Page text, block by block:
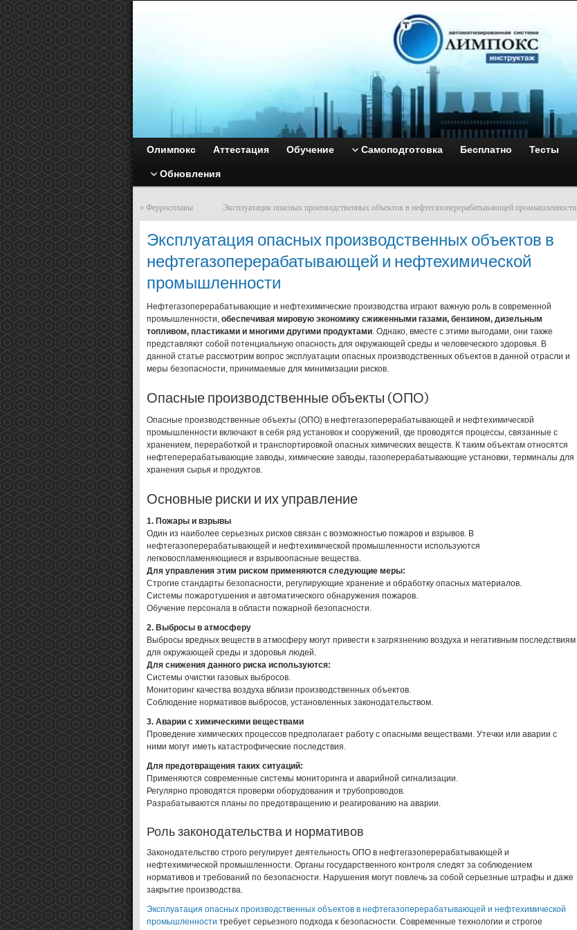
Олимпокс Аттестация Обучение Самоподготовка Бесплатно Тесты
Обновления
« Ферросплавы Эксплуатация опасных производственных объектов в нефтегазоперерабатывающей промышленности
Эксплуатация опасных производственных объектов в
нефтегазоперерабатывающей и нефтехимической
промышленности
Нефтегазоперерабатывающие и нефтехимические производства играют важную роль в современной
промышленности, обеспечивая мировую экономику сжиженными газами, бензином, дизельным
топливом, пластиками и многими другими продуктами. Однако, вместе с этими выгодами, они также
представляют собой потенциальную опасность для окружающей среды и человеческого здоровья. В
данной статье рассмотрим вопрос эксплуатации опасных производственных объектов в данной отрасли и
меры безопасности, принимаемые для минимизации рисков.
Опасные производственные объекты (ОПО)
Опасные производственные объекты (ОПО) в нефтегазоперерабатывающей и нефтехимической
промышленности включают в себя ряд установок и сооружений, где проводятся процессы, связанные с
хранением, переработкой и транспортировкой опасных химических веществ. К таким объектам относятся
нефтеперерабатывающие заводы, химические заводы, газоперерабатывающие установки, терминалы для
хранения сырья и продуктов.
Основные риски и их управление
1. Пожары и взрывы
Один из наиболее серьезных рисков связан с возможностью пожаров и взрывов. В
нефтегазоперерабатывающей и нефтехимической промышленности используются
легковоспламеняющиеся и взрывоопасные вещества.
Для управления этим риском применяются следующие меры:
Строгие стандарты безопасности, регулирующие хранение и обработку опасных материалов.
Системы пожаротушения и автоматического обнаружения пожаров.
Обучение персонала в области пожарной безопасности.
2. Выбросы в атмосферу
Выбросы вредных веществ в атмосферу могут привести к загрязнению воздуха и негативным последствиям
для окружающей среды и здоровья людей.
Для снижения данного риска используются:
Системы очистки газовых выбросов.
Мониторинг качества воздуха вблизи производственных объектов.
Соблюдение нормативов выбросов, установленных законодательством.
3. Аварии с химическими веществами
Проведение химических процессов предполагает работу с опасными веществами. Утечки или аварии с
ними могут иметь катастрофические последствия.
Для предотвращения таких ситуаций:
Применяются современные системы мониторинга и аварийной сигнализации.
Регулярно проводятся проверки оборудования и трубопроводов.
Разрабатываются планы по предотвращению и реагированию на аварии.
Роль законодательства и нормативов
Законодательство строго регулирует деятельность ОПО в нефтегазоперерабатывающей и
нефтехимической промышленности. Органы государственного контроля следят за соблюдением
нормативов и требований по безопасности. Нарушения могут повлечь за собой серьезные штрафы и даже
закрытие производства.
Эксплуатация опасных производственных объектов в нефтегазоперерабатывающей и нефтехимической
промышленности требует серьезного подхода к безопасности. Современные технологии и строгое